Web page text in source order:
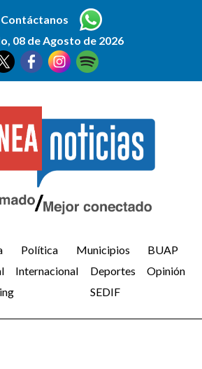
Contáctanos
08 de Agosto de 2026
Política Municipios
BUAP
Internacional Deportes
Opinión
SEDIF